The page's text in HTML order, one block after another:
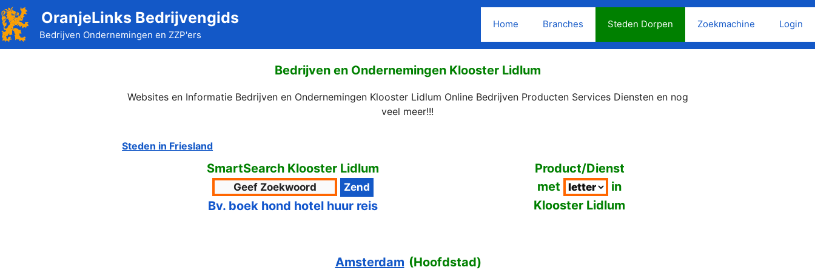
Ga
naar
de
inhoud
OranjeLinks Bedrijvengids
Bedrijven Ondernemingen en ZZP'ers
Home Branches Steden Dorpen Zoekmachine Login
Bedrijven en Ondernemingen Klooster Lidlum
Websites en Informatie Bedrijven en Ondernemingen Klooster Lidlum Online Bedrijven Producten Services Diensten en nog
veel meer!!!
Steden in Friesland
SmartSearch Klooster Lidlum
Bv. boek hond hotel huur reis
Product/Dienst
met
in
Klooster Lidlum
Amsterdam (Hoofdstad)